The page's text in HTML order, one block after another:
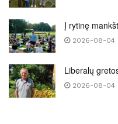
Į rytinę
2026-08-04
Liberalų
2026-08-04